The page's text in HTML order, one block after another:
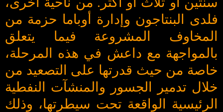
فلدى البنتاجون وإدارة أوباما حزمة من
المخاوف المشروعة فيما يتعلق
بالمواجهة مع داعش في هذه المرحلة،
خاصة من حيث قدرتها على التصعيد من
خلال تدمير الجسور والمنشآت النفطية
الرئيسية الواقعة تحت سيطرتها، وذلك